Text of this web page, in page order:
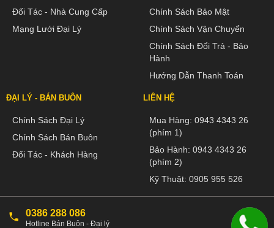
Đối Tác - Nhà Cung Cấp
Mạng Lưới Đại Lý
Chính Sách Bảo Mật
Chính Sách Vận Chuyển
Chính Sách Đổi Trả - Bảo
Hành
Hướng Dẫn Thanh Toán
ĐẠI LÝ - BÁN BUÔN
Chính Sách Đại Lý
Chính Sách Bán Buôn
Đối Tác - Khách Hàng
LIÊN HỆ
Mua Hàng: 0943 4343 26
(phím 1)
Bảo Hành: 0943 4343 26
(phím 2)
Kỹ Thuật: 0905 955 526
0386 288 086
Hotline Bán Buôn - Đại lý